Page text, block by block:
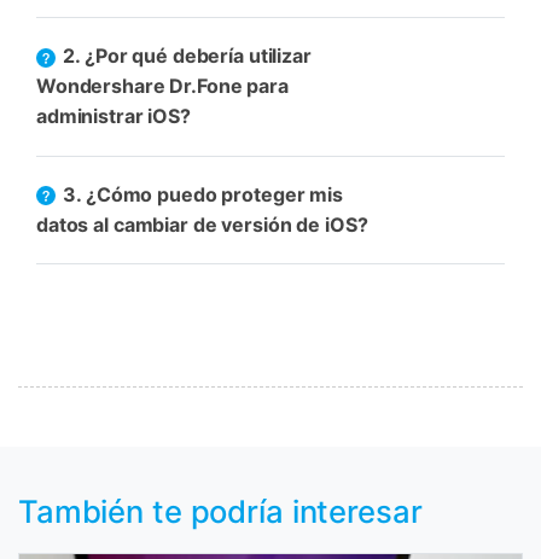
2. ¿Por qué debería utilizar
Wondershare Dr.Fone para
administrar iOS?
3. ¿Cómo puedo proteger mis
datos al cambiar de versión de iOS?
También te podría interesar